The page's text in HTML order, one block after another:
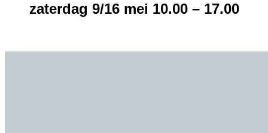
zaterdag 9/16 mei 10.00 – 17.00